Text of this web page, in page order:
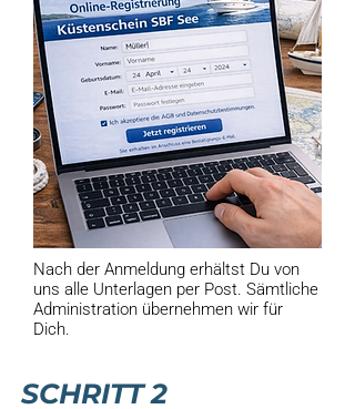
Nach der Anmeldung erhältst Du von
uns alle Unterlagen per Post. Sämtliche
Administration übernehmen wir für
Dich.
SCHRITT 2